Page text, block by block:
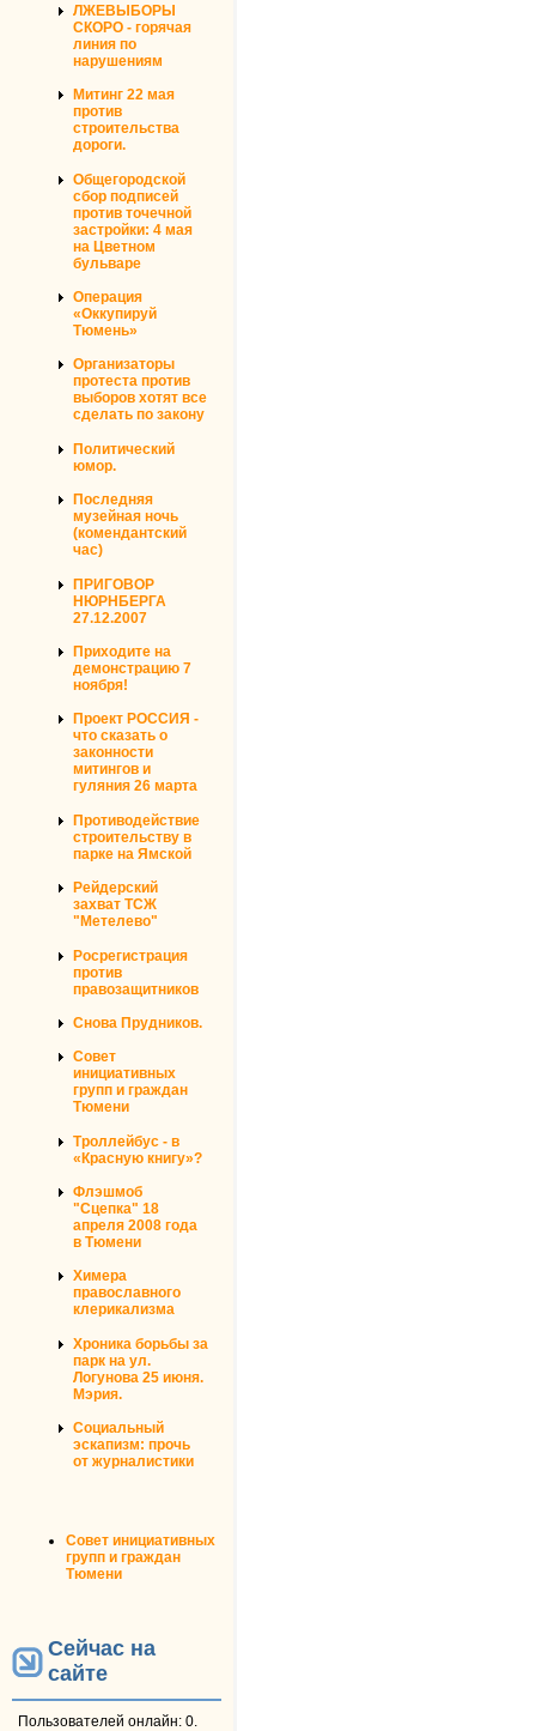
ЛЖЕВЫБОРЫ
СКОРО - горячая
линия по
нарушениям
Митинг 22 мая
против
строительства
дороги.
Общегородской
сбор подписей
против точечной
застройки: 4 мая
на Цветном
бульваре
Операция
«Оккупируй
Тюмень»
Организаторы
протеста против
выборов хотят все
сделать по закону
Политический
юмор.
Последняя
музейная ночь
(комендантский
час)
ПРИГОВОР
НЮРНБЕРГА
27.12.2007
Приходите на
демонстрацию 7
ноября!
Проект РОССИЯ -
что сказать о
законности
митингов и
гуляния 26 марта
Противодействие
строительству в
парке на Ямской
Рейдерский
захват ТСЖ
"Метелево"
Росрегистрация
против
правозащитников
Снова Прудников.
Совет
инициативных
групп и граждан
Тюмени
Троллейбус - в
«Красную книгу»?
Флэшмоб
"Сцепка" 18
апреля 2008 года
в Тюмени
Химера
православного
клерикализма
Хроника борьбы за
парк на ул.
Логунова 25 июня.
Мэрия.
Социальный
эскапизм: прочь
от журналистики
Совет инициативных
групп и граждан
Тюмени
Сейчас на
сайте
Пользователей онлайн: 0.